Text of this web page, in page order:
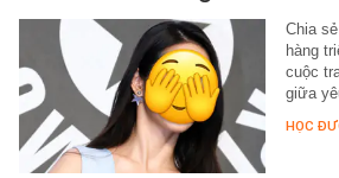
Chia
hàng
cuộc
giữa
HỌC